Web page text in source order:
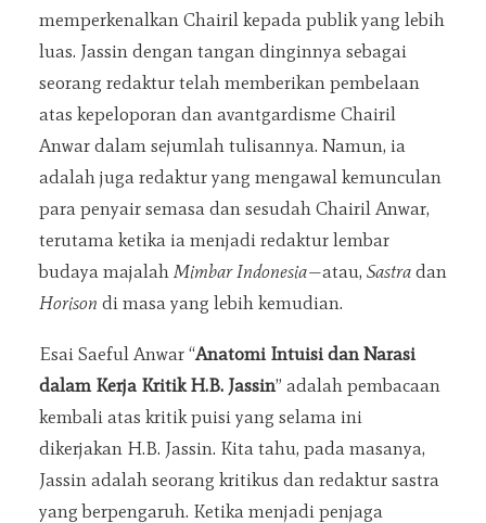
memperkenalkan Chairil kepada publik yang lebih
luas. Jassin dengan tangan dinginnya sebagai
seorang redaktur telah memberikan pembelaan
atas kepeloporan dan avantgardisme Chairil
Anwar dalam sejumlah tulisannya. Namun, ia
adalah juga redaktur yang mengawal kemunculan
para penyair semasa dan sesudah Chairil Anwar,
terutama ketika ia menjadi redaktur lembar
budaya majalah Mimbar Indonesia—atau, Sastra dan
Horison di masa yang lebih kemudian.
Esai Saeful Anwar “Anatomi Intuisi dan Narasi
dalam Kerja Kritik H.B. Jassin” adalah pembacaan
kembali atas kritik puisi yang selama ini
dikerjakan H.B. Jassin. Kita tahu, pada masanya,
Jassin adalah seorang kritikus dan redaktur sastra
yang berpengaruh. Ketika menjadi penjaga